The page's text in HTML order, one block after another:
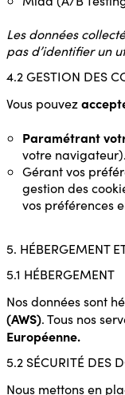
Les données
pas d’identifier un
4.2 GESTION DES
Vous pouvez
Paramétrant
votre navigateur).
Gérant vos
gestion des
vos préférences
5. HÉBERGEMENT
5.1 HÉBERGEMENT
Nos données sont
(AWS). Tous nos
Européenne.
5.2 SÉCURITÉ DES
Nous mettons en